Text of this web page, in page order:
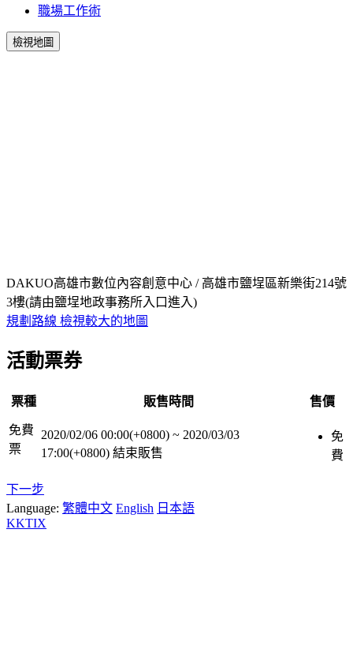
職場工作術
檢視地圖
DAKUO高雄市數位內容創意中心 / 高雄市鹽埕區新樂街214號
3樓(請由鹽埕地政事務所入口進入)
規劃路線 檢視較大的地圖
活動票券
票種 販售時間 售價
免費
票
2020/02/06 00:00(+0800) ~ 2020/03/03
17:00(+0800) 結束販售
免
費
下一步
Language: 繁體中文 English 日本語
KKTIX